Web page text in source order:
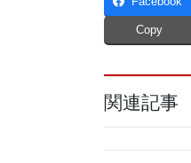
Copy
関連記事